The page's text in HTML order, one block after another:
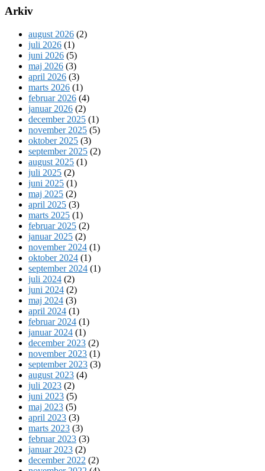
Arkiv
august 2026 (2)
juli 2026 (1)
juni 2026 (5)
maj 2026 (3)
april 2026 (3)
marts 2026 (1)
februar 2026 (4)
januar 2026 (2)
december 2025 (1)
november 2025 (5)
oktober 2025 (3)
september 2025 (2)
august 2025 (1)
juli 2025 (2)
juni 2025 (1)
maj 2025 (2)
april 2025 (3)
marts 2025 (1)
februar 2025 (2)
januar 2025 (2)
november 2024 (1)
oktober 2024 (1)
september 2024 (1)
juli 2024 (2)
juni 2024 (2)
maj 2024 (3)
april 2024 (1)
februar 2024 (1)
januar 2024 (1)
december 2023 (2)
november 2023 (1)
september 2023 (3)
august 2023 (4)
juli 2023 (2)
juni 2023 (5)
maj 2023 (5)
april 2023 (3)
marts 2023 (3)
februar 2023 (3)
januar 2023 (2)
december 2022 (2)